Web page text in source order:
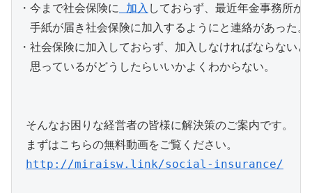
・今まで社会保険に 加入 しておらず、最近年金事務所か
手紙が届き社会保険に加入するようにと連絡があった。
・社会保険に加入しておらず、加入しなければならないと
思っているがどうしたらいいかよくわからない。
そんなお困りな経営者の皆様に解決策のご案内です。
まずはこちらの無料動画をご覧ください。
http://miraisw.link/social-insurance/